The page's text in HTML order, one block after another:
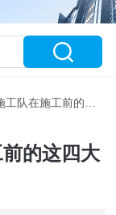
工前的这四大准备工作
的这四大